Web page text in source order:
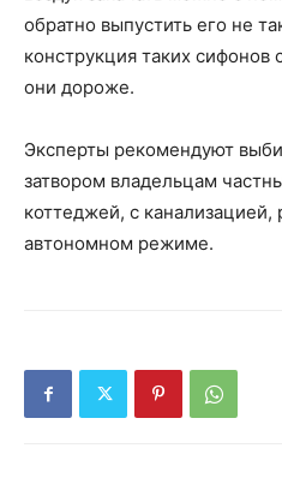
обратно выпустить его не
конструкция таких сифонов
они дороже.
Эксперты рекомендуют
затвором владельцам
коттеджей, с
автономном режиме.